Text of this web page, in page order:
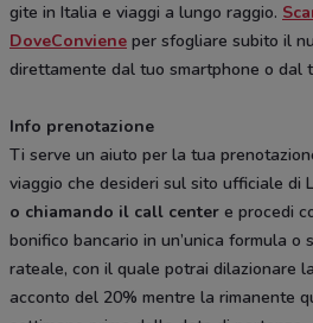
gite in Italia e viaggi a lungo raggio.
DoveConviene per sfogliare subito il
direttamente dal tuo smartphone o dal
Info prenotazione
Ti serve un aiuto per la tua
viaggio che desideri sul sito ufficiale di
o chiamando il call center e procedi
bonifico bancario in un’unica formula o
rateale, con il quale potrai dilazionare
acconto del 20% mentre la rimanente